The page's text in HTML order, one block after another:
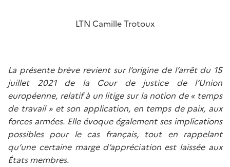
LTN Camille Trotoux
La présente brève revient sur l’origine de l’arrêt du 15
juillet 2021 de la Cour de justice de l’Union
européenne, relatif à un litige sur la notion de « temps
de travail » et son application, en temps de paix, aux
forces armées. Elle évoque également ses implications
possibles pour le cas français, tout en rappelant
qu’une certaine marge d’appréciation est laissée aux
États membres.